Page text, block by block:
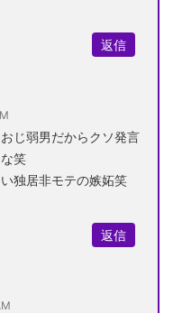
返信
じ弱男だからクソ発言
笑
独居非モテの嫉妬笑
返信